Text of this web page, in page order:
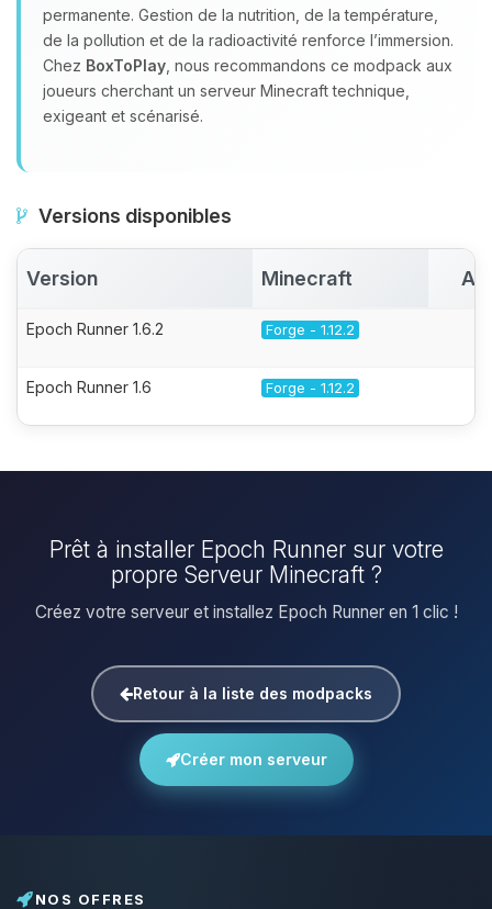
permanente. Gestion de la nutrition, de la température,
de la pollution et de la radioactivité renforce l’immersion.
Chez BoxToPlay , nous recommandons ce modpack aux
joueurs cherchant un serveur Minecraft technique,
exigeant et scénarisé.
Versions disponibles
Version Minecraft
Epoch Runner 1.6.2 Forge - 1.12.2
Epoch Runner 1.6 Forge - 1.12.2
Prêt à installer Epoch Runner sur votre
propre Serveur Minecraft ?
Créez votre serveur et installez Epoch Runner en 1 clic !
Retour à la liste des modpacks
Créer mon serveur
NOS OFFRES